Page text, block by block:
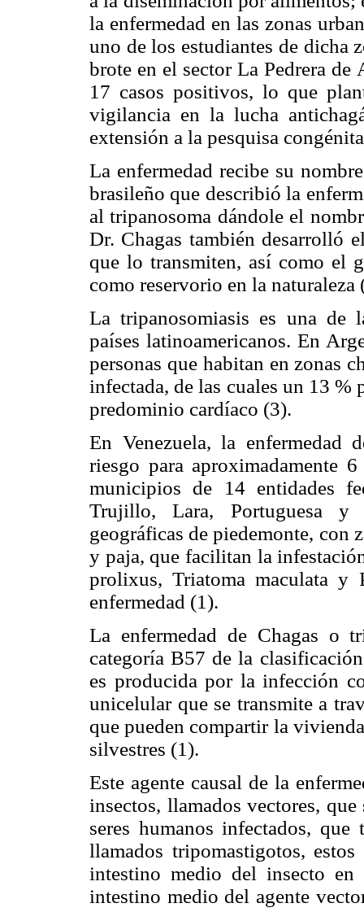
la enfermedad en las zonas
uno de los estudiantes de dicha
brote en el sector La Pedrera
17 casos positivos, lo que
vigilancia en la lucha
extensión a la pesquisa
La enfermedad recibe su
brasileño que describió la
al tripanosoma dándole el
Dr. Chagas también desarrolló
que lo transmiten, así como el
como reservorio en la naturaleza
La tripanosomiasis es una de
países latinoamericanos. En
personas que habitan en zonas
infectada, de las cuales un 13 %
predominio cardíaco (3).
En Venezuela, la enfermedad
riesgo para aproximadamente
municipios de 14 entidades
Trujillo, Lara, Portuguesa y
geográficas de piedemonte, con
y paja, que facilitan la
prolixus, Triatoma maculata y
enfermedad (1).
La enfermedad de Chagas o
categoría B57 de la
es producida por la infección
unicelular que se transmite a
que pueden compartir la
silvestres (1).
Este agente causal de la
insectos, llamados vectores,
seres humanos infectados,
llamados tripomastigotos,
intestino medio del insecto
intestino medio del agente